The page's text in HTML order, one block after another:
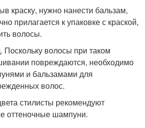
краску, нужно нанести бальзам,
прилагается к упаковке с краской,
волосы.
волосы при таком
повреждаются, необходимо
и бальзамами для
волос.
стилисты рекомендуют
оттеночные шампуни.